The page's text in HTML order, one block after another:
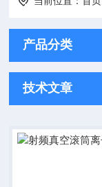
产品分类
技术文章